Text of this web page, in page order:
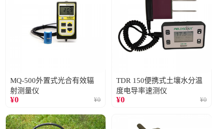
MQ-500外置式光合有效辐
射测量仪
¥0 ¥0
TDR 150便携式土壤水分温
度电导率速测仪
¥0 ¥0